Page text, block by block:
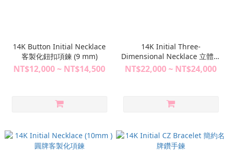
14K Button Initial Necklace
客製化鈕扣項鍊 (9 mm)
NT$12,000 ~ NT$14,500
14K Initial Three-
Dimensional Necklace 立體客
製化姓名項鍊
NT$22,000 ~ NT$24,000